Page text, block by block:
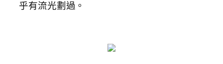
乎有流光劃過。